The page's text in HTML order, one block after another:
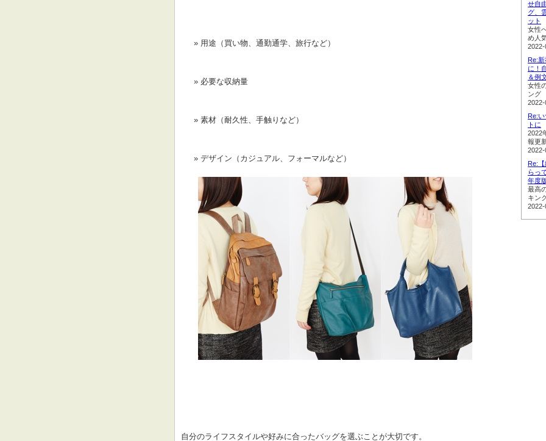
用途（買い物、通勤通学、旅行など）
必要な収納量
素材（耐久性、手触りなど）
デザイン（カジュアル、フォーマルなど）
自分のライフスタイルや好みに合ったバッグを選ぶことが大切です。
せ自
グ、
ット
女性
め人
2022-
Re:
に！
＆例
女性
ング
2022-
Re:
トに
2022
報更
2022-
Re:
らっ
年度
最高
キン
2022-